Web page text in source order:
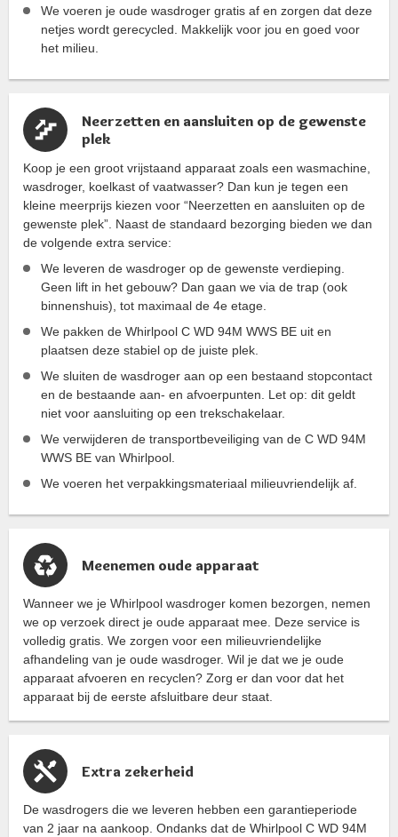
We voeren je oude wasdroger gratis af en zorgen dat deze
netjes wordt gerecycled. Makkelijk voor jou en goed voor
het milieu.
Neerzetten en aansluiten op de gewenste
plek
Koop je een groot vrijstaand apparaat zoals een wasmachine,
wasdroger, koelkast of vaatwasser? Dan kun je tegen een
kleine meerprijs kiezen voor “Neerzetten en aansluiten op de
gewenste plek”. Naast de standaard bezorging bieden we dan
de volgende extra service:
We leveren de wasdroger op de gewenste verdieping.
Geen lift in het gebouw? Dan gaan we via de trap (ook
binnenshuis), tot maximaal de 4e etage.
We pakken de Whirlpool C WD 94M WWS BE uit en
plaatsen deze stabiel op de juiste plek.
We sluiten de wasdroger aan op een bestaand stopcontact
en de bestaande aan- en afvoerpunten. Let op: dit geldt
niet voor aansluiting op een trekschakelaar.
We verwijderen de transportbeveiliging van de C WD 94M
WWS BE van Whirlpool.
We voeren het verpakkingsmateriaal milieuvriendelijk af.
Meenemen oude apparaat
Wanneer we je Whirlpool wasdroger komen bezorgen, nemen
we op verzoek direct je oude apparaat mee. Deze service is
volledig gratis. We zorgen voor een milieuvriendelijke
afhandeling van je oude wasdroger. Wil je dat we je oude
apparaat afvoeren en recyclen? Zorg er dan voor dat het
apparaat bij de eerste afsluitbare deur staat.
Extra zekerheid
De wasdrogers die we leveren hebben een garantieperiode
van 2 jaar na aankoop. Ondanks dat de Whirlpool C WD 94M